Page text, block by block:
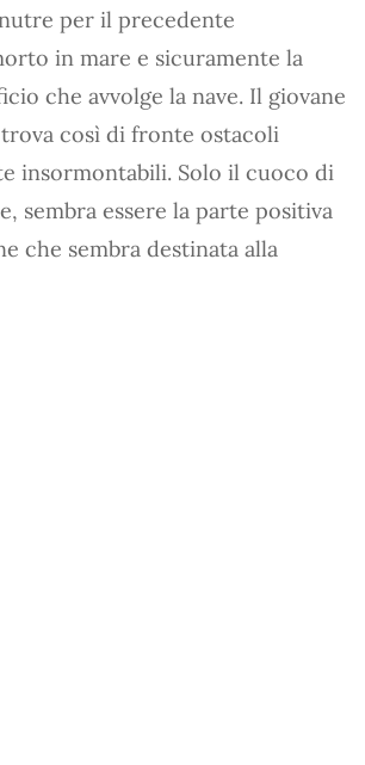
per il precedente
in mare e sicuramente la
che avvolge la nave. Il giovane
così di fronte ostacoli
insormontabili. Solo il cuoco di
sembra essere la parte positiva
che sembra destinata alla